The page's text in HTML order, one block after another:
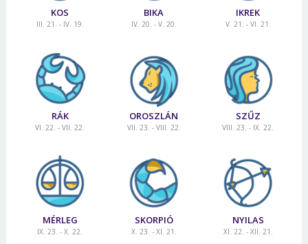
KOS
III. 21. - IV. 19.
BIKA
IV. 20. - V. 20.
IKREK
V. 21. - VI. 21.
RÁK
VI. 22. - VII. 22.
OROSZLÁN
VII. 23. - VIII. 22.
SZŰZ
VIII. 23. - IX. 22.
MÉRLEG
IX. 23. - X. 22.
SKORPIÓ
X. 23. - XI. 21.
NYILAS
XI. 22. - XII. 21.